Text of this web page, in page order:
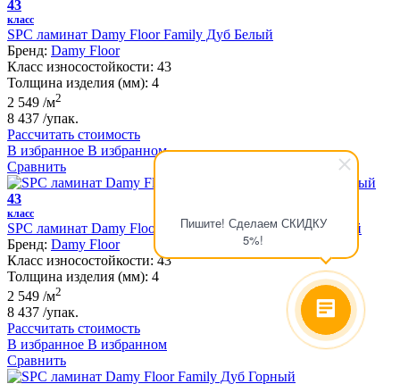
Пишите! Сделаем СКИДКУ
5%!
43
класс
SPC ламинат Damy Floor Family Дуб Белый
Бренд: Damy Floor
Класс износостойкости: 43
Толщина изделия (мм): 4
2 549 /м2
8 437 /упак.
Рассчитать стоимость
В избранное В избранном
Сравнить
43
класс
SPC ламинат Damy Floor Family Дуб Состаренный Серый
Бренд: Damy Floor
Класс износостойкости: 43
Толщина изделия (мм): 4
2 549 /м2
8 437 /упак.
Рассчитать стоимость
В избранное В избранном
Сравнить